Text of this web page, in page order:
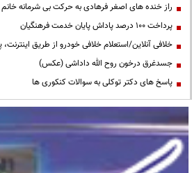
راز خنده های اصغر فرهادی به حرکت بی شرمانه
پرداخت ۱۰۰ درصد پاداش پایان خدمت فرهنگیان
خلافی آنلاین/استعلام خلافی خودرو از طریق اینترنت،
جسدغرق درخون روح الله داداشی (عکس)
پاسخ های دکتر توکلی به سوالات کنکوری ها